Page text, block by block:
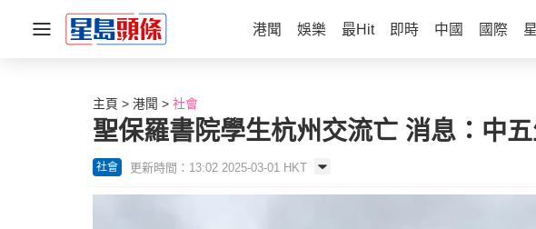
港聞 娛樂 最Hit 即時 中國 國際
主頁 港聞 社會
聖保羅書院學生杭州交流亡 消息：中
社會 更新時間：13:02 2025-03-01 HKT